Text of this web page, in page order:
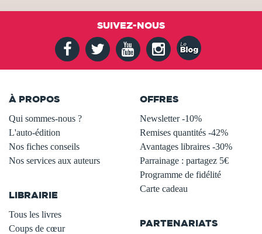
SUIVEZ-NOUS
À PROPOS
Qui sommes-nous ?
L'auto-édition
Nos fiches conseils
Nos services aux auteurs
LIBRAIRIE
Tous les livres
Coups de cœur
OFFRES
Newsletter -10%
Remises quantités -42%
Avantages libraires -30%
Parrainage : partagez 5€
Programme de fidélité
Carte cadeau
PARTENARIATS